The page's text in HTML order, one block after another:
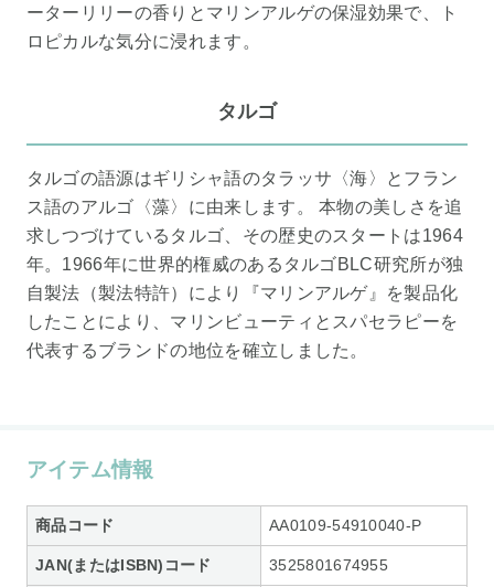
ーターリリーの香りとマリンアルゲの保湿効果で、ト
ロピカルな気分に浸れます。
タルゴ
タルゴの語源はギリシャ語のタラッサ〈海〉とフラン
ス語のアルゴ〈藻〉に由来します。 本物の美しさを追
求しつづけているタルゴ、その歴史のスタートは1964
年。1966年に世界的権威のあるタルゴBLC研究所が独
自製法（製法特許）により『マリンアルゲ』を製品化
したことにより、マリンビューティとスパセラピーを
代表するブランドの地位を確立しました。
アイテム情報
商品コード AA0109-54910040-P
JAN(またはISBN)コード 3525801674955